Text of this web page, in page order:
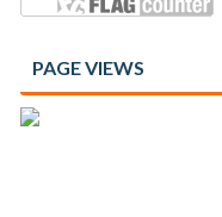
PAGE VIEWS